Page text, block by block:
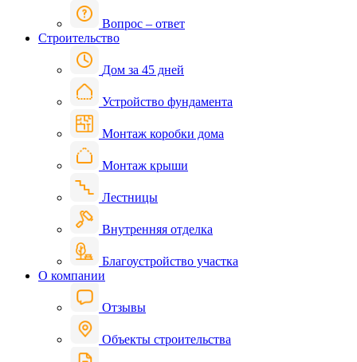
Вопрос – ответ
Строительство
Дом за 45 дней
Устройство фундамента
Монтаж коробки дома
Монтаж крыши
Лестницы
Внутренняя отделка
Благоустройство участка
О компании
Отзывы
Объекты строительства